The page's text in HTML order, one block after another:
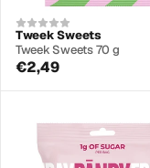
Tweek Sweets
Tweek Sweets 70 g
€2,49